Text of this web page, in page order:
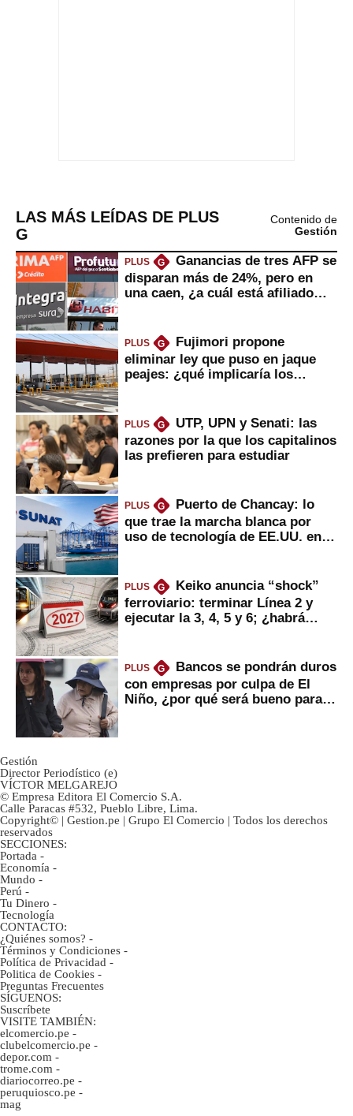
LAS MÁS LEÍDAS DE PLUS
G
Contenido de
Gestión
PLUS G
Ganancias de tres AFP se
disparan más de 24%, pero en
una caen, ¿a cuál está afiliado
PLUS G
Fujimori propone
eliminar ley que puso en jaque
peajes: ¿qué implicaría los
PLUS G
UTP, UPN y Senati: las
razones por la que los capitalinos
las prefieren para estudiar
PLUS G
Puerto de Chancay: lo
que trae la marcha blanca por
uso de tecnología de EE.UU. en
PLUS G
Keiko anuncia “shock”
ferroviario: terminar Línea 2 y
ejecutar la 3, 4, 5 y 6; ¿habrá
PLUS G
Bancos se pondrán duros
con empresas por culpa de El
Niño, ¿por qué será bueno para
Gestión
Director Periodístico (e)
VÍCTOR MELGAREJO
© Empresa Editora El Comercio S.A.
Calle Paracas #532, Pueblo Libre, Lima.
Copyright© | Gestion.pe | Grupo El Comercio | Todos los derechos
reservados
SECCIONES:
Portada -
Economía -
Mundo -
Perú -
Tu Dinero -
Tecnología
CONTACTO:
¿Quiénes somos? -
Términos y Condiciones -
Política de Privacidad -
Politica de Cookies -
Preguntas Frecuentes
SÍGUENOS:
Suscríbete
VISITE TAMBIÉN:
elcomercio.pe -
clubelcomercio.pe -
depor.com -
trome.com -
diariocorreo.pe -
peruquiosco.pe -
mag